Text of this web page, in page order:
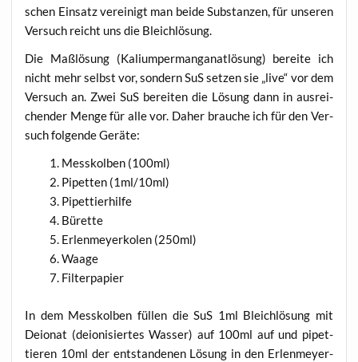
schen Ein­satz ver­ei­nigt man bei­de Sub­stan­zen, für unse­ren
Ver­such reicht uns die Bleichlösung.
Die Maß­lö­sung (Kali­um­per­man­ganat­lö­sung) berei­te ich
nicht mehr selbst vor, son­dern SuS set­zen sie „live“ vor dem
Ver­such an. Zwei SuS berei­ten die Lösung dann in aus­rei­
chen­der Men­ge für alle vor. Daher brau­che ich für den Ver­
such fol­gen­de Geräte:
Mess­kol­ben (100ml)
Pipet­ten (1ml/10ml)
Pipet­tier­hil­fe
Büret­te
Erlen­mey­er­ko­len (250ml)
Waa­ge
Fil­ter­pa­pier
In dem Mess­kol­ben fül­len die SuS 1ml Bleich­lö­sung mit
Deio­nat (deio­ni­sier­tes Was­ser) auf 100ml auf und pipet­
tie­ren 10ml der ent­stan­de­nen Lösung in den Erlen­mey­er­